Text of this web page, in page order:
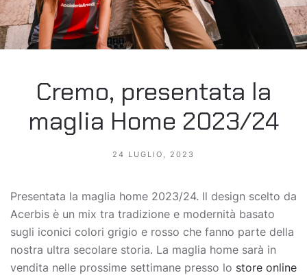
Cremo, presentata la
maglia Home 2023/24
24 LUGLIO, 2023
Presentata la maglia home 2023/24. Il design scelto da
Acerbis è un mix tra tradizione e modernità basato
sugli iconici colori grigio e rosso che fanno parte della
nostra ultra secolare storia. La maglia home sarà in
vendita nelle prossime settimane presso lo store online